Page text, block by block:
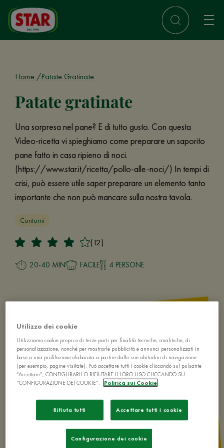
Home Patate Gratinate
Patate gratinate
Una sorpresa nel pane? E di tutto gusto. Con questa
Video-ricetta vi spieghiamo come preparare un saporito
pane fatto in casa ripieno di noci.
(https://www.star.it/ricetta/pollo-alle-noci/) In tempi di
crisi, può essere utile saper preparare un elemento tanto
importante che non può mancare sulla nostra tavola.
Contorni
(12)
20-40 MIN FACILE 4 PERSONE
Utilizzo dei cookie
Utilizziamo cookie propri e di terze parti per finalità tecniche, analitiche, di
personalizzazione, nonché per mostrarle pubblicità e annunci personalizzati in
base a una profilazione elaborata a partire dalle sue abitudini di navigazione
(per esempio, pagine visitate). Può accettare tutti i cookie cliccando sul pulsante
“Accettare”, CONFIGURARLI O RIFIUTARE IL LORO USO CLICCANDO SU
"CONFIGURAZIONE DEI COOKIE".
Politica sui Cookie
Rifiuta tutti Accettare tutti i cookie
Configurazione dei cookie